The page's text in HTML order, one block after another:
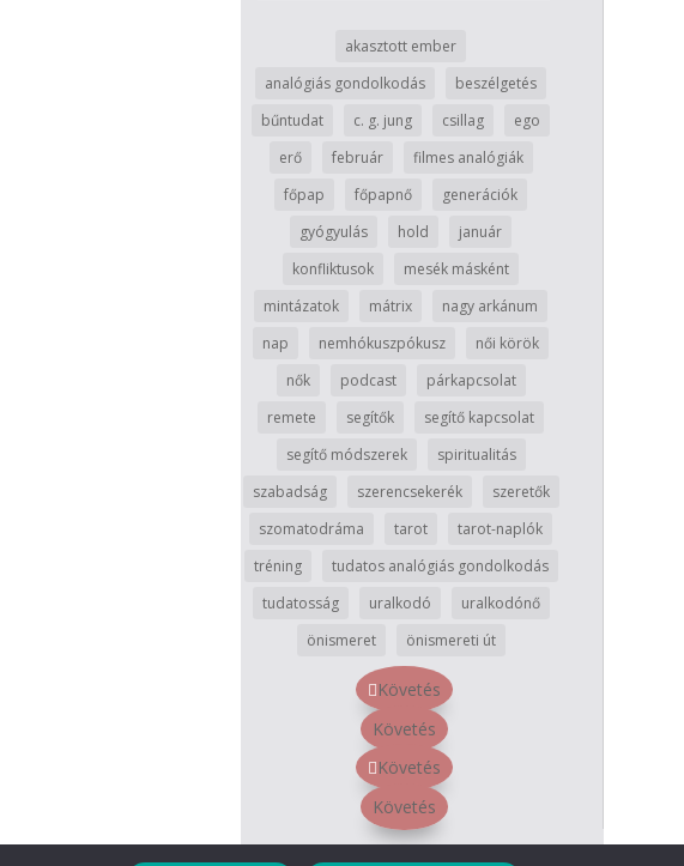
akasztott ember
analógiás gondolkodás
beszélgetés
bűntudat
c. g. jung csillag
ego
erő
február
filmes analógiák
főpap
főpapnő
generációk
gyógyulás
hold
január
konfliktusok
mesék másként
mintázatok
mátrix
nagy arkánum
nap
nemhókuszpókusz
női körök
nők
podcast
párkapcsolat
remete
segítők
segítő kapcsolat
segítő módszerek
spiritualitás
szabadság
szerencsekerék
szeretők
szomatodráma
tarot
tarot-naplók
tréning
tudatos analógiás gondolkodás
tudatosság
uralkodó
uralkodónő
önismeret
önismereti út
Követés
Követés
Követés
Követés